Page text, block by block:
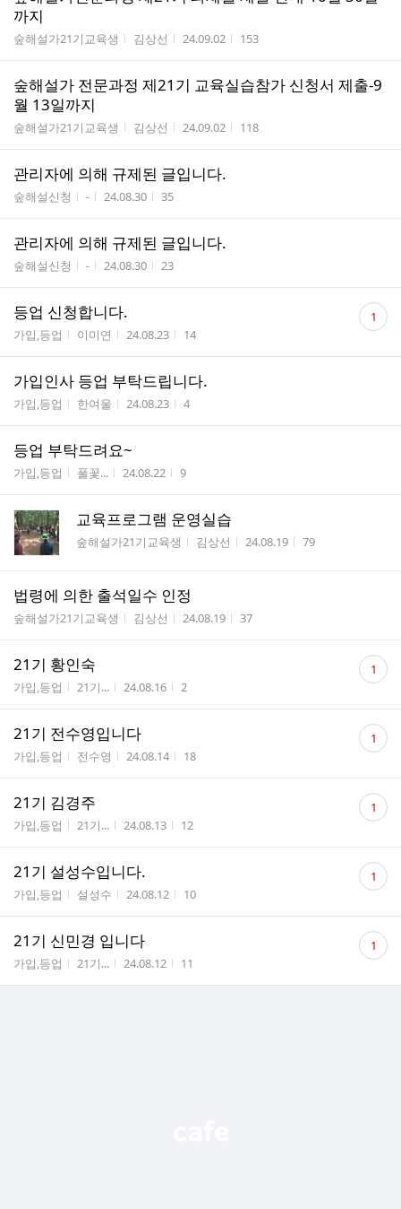
까지
게시판명
숲해설가21기교육생 작성자
김상선 작성시간
24.09.02 조회수
153
숲해설가 전문과정 제21기 교육실습참가 신청서 제출-9
월 13일까지
게시판명
숲해설가21기교육생 작성자
김상선 작성시간
24.09.02 조회수
118
관리자에 의해 규제된 글입니다.
게시판명
숲해설신청 작성자
- 작성시간
24.08.30 조회수
35
관리자에 의해 규제된 글입니다.
게시판명
숲해설신청 작성자
- 작성시간
24.08.30 조회수
23
등업 신청합니다.
게시판명
가입,등업 작성자
이미연 작성시간
24.08.23 조회수
14
댓
글 1
가입인사 등업 부탁드립니다.
게시판명
가입,등업 작성자
한여울 작성시간
24.08.23 조회수
4
등업 부탁드려요~
게시판명
가입,등업 작성자
풀꽃... 작성시간
24.08.22 조회수
9
교육프로그램 운영실습
게시판명
숲해설가21기교육생 작성자
김상선 작성시간
24.08.19 조회수
79
법령에 의한 출석일수 인정
게시판명
숲해설가21기교육생 작성자
김상선 작성시간
24.08.19 조회수
37
21기 황인숙
게시판명
가입,등업 작성자
21기... 작성시간
24.08.16 조회수
2
댓
글 1
21기 전수영입니다
게시판명
가입,등업 작성자
전수영 작성시간
24.08.14 조회수
18
댓
글 1
21기 김경주
게시판명
가입,등업 작성자
21기... 작성시간
24.08.13 조회수
12
댓
글 1
21기 설성수입니다.
게시판명
가입,등업 작성자
설성수 작성시간
24.08.12 조회수
10
댓
글 1
21기 신민경 입니다
게시판명
가입,등업 작성자
21기... 작성시간
24.08.12 조회수
11
댓
글 1